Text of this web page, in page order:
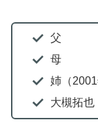
父
母
姉（2001
大槻拓也